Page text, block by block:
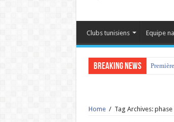
Clubs tunisiens Equipe
Breaking News
Home / Tag Archives: